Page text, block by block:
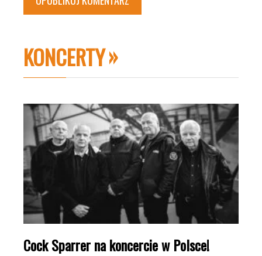
KONCERTY
Cock Sparrer na koncercie w Polsce!